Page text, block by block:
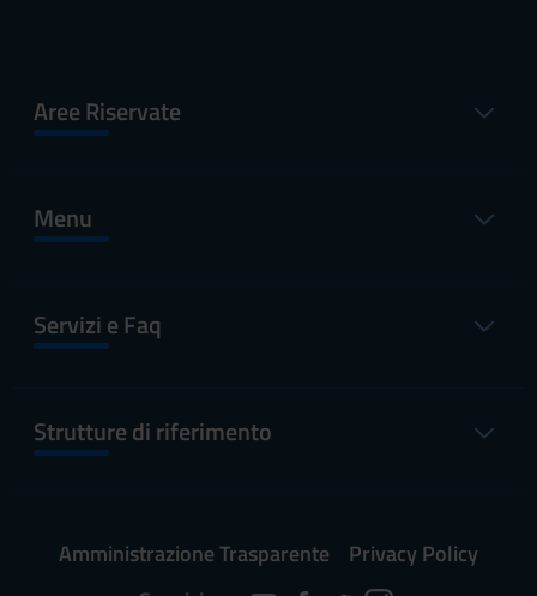
Aree Riservate
Menu
Servizi e Faq
Strutture di riferimento
Amministrazione Trasparente
Privacy Policy